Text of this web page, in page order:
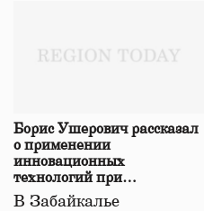
Борис Ушерович рассказал
о применении
инновационных
технологий при
строительстве нового моста
В Забайкалье